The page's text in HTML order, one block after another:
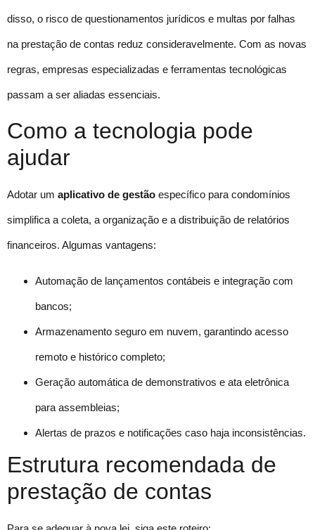
disso, o risco de questionamentos jurídicos e multas por falhas
na prestação de contas reduz consideravelmente. Com as novas
regras, empresas especializadas e ferramentas tecnológicas
passam a ser aliadas essenciais.
Como a tecnologia pode
ajudar
Adotar um aplicativo de gestão específico para condomínios
simplifica a coleta, a organização e a distribuição de relatórios
financeiros. Algumas vantagens:
Automação de lançamentos contábeis e integração com
bancos;
Armazenamento seguro em nuvem, garantindo acesso
remoto e histórico completo;
Geração automática de demonstrativos e ata eletrônica
para assembleias;
Alertas de prazos e notificações caso haja inconsistências.
Estrutura recomendada de
prestação de contas